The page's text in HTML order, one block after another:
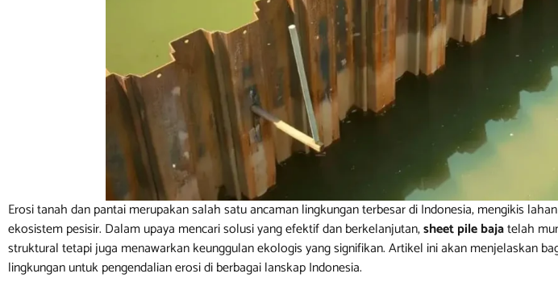
Erosi tanah dan pantai merupakan salah satu ancaman lingkungan terbesar di Indonesia, mengikis
ekosistem pesisir. Dalam upaya mencari solusi yang efektif dan berkelanjutan,sheet pile bajatelah
struktural tetapi juga menawarkan keunggulan ekologis yang signifikan. Artikel ini akan menjelaskan
lingkungan untuk pengendalian erosi di berbagai lanskap Indonesia.